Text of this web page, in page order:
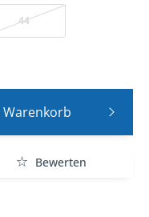
44
Warenkorb
Bewerten